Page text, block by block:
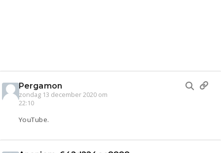
Pergamon
zondag 13 december 2020 om
22:10
YouTube.